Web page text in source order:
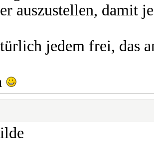
auszustellen, damit
jedem frei, das